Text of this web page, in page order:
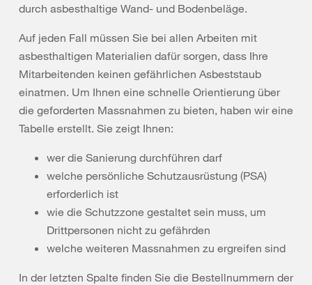
durch asbesthaltige Wand- und Bodenbeläge.
Auf jeden Fall müssen Sie bei allen Arbeiten mit
asbesthaltigen Materialien dafür sorgen, dass Ihre
Mitarbeitenden keinen gefährlichen Asbeststaub
einatmen. Um Ihnen eine schnelle Orientierung über
die geforderten Massnahmen zu bieten, haben wir eine
Tabelle erstellt. Sie zeigt Ihnen:
wer die Sanierung durchführen darf
welche persönliche Schutzausrüstung (PSA)
erforderlich ist
wie die Schutzzone gestaltet sein muss, um
Drittpersonen nicht zu gefährden
welche weiteren Massnahmen zu ergreifen sind
In der letzten Spalte finden Sie die Bestellnummern der